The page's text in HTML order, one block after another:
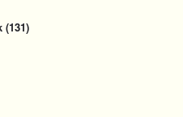
(131)